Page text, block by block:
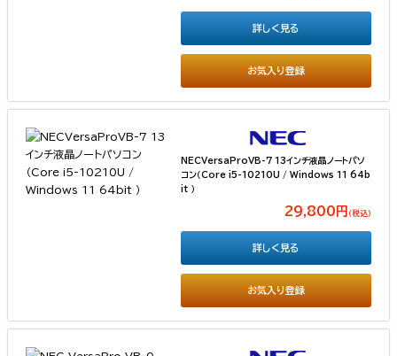
お気入り登録
詳しく見る
NECVersaProVB-7 13インチ液晶ノートパソ
コン（Core i5-10210U / Windows 11 64b
it ）
29,800円 （税込）
お気入り登録
詳しく見る